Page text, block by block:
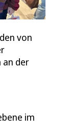
von
an der
im